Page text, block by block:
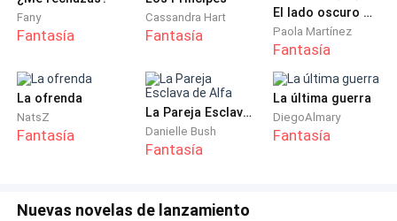
Fany
Fantasía
Cassandra Hart
Fantasía
El lado oscuro de la Luna. (0.5)
Paola Martínez
Fantasía
La ofrenda
NatsZ
Fantasía
La Pareja Esclava de Alfa
Danielle Bush
Fantasía
La última guerra
DiegoAlmary
Fantasía
Nuevas novelas de lanzamiento